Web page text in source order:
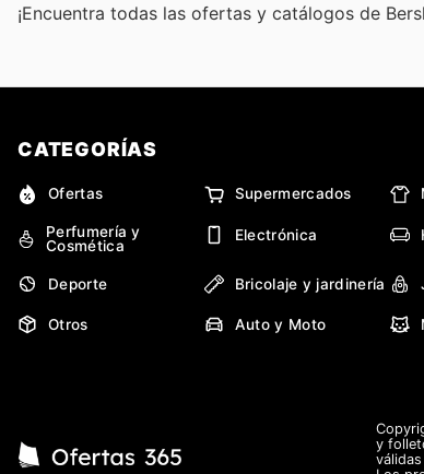
¡Encuentra todas las ofertas y catálogos de
CATEGORÍAS
Ofertas Supermercados
Perfumería y
Cosmética
Electrónica
Deporte Bricolaje y jardinería
Otros Auto y Moto
y